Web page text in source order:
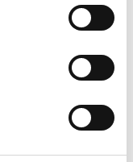
2146 kg/km
2698 kg/km